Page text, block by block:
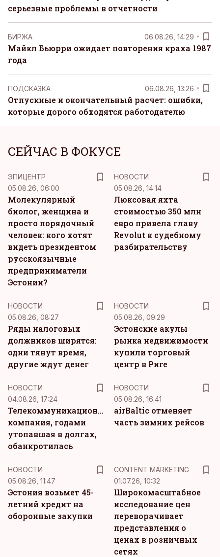
серьезные проблемы в отчетности
БИРЖА 06.08.26, 14:29
Майкл Бьюрри ожидает повторения краха 1987
года
ПОДСКАЗКА 06.08.26, 13:26
Отпускные и окончательный расчет: ошибки,
которые дорого обходятся работодателю
СЕЙЧАС В ФОКУСЕ
ЭПИЦЕНТР
05.08.26, 06:00
Молекулярный
биолог, женщина и
просто порядочный
человек: кого хотят
видеть президентом
русскоязычные
предприниматели
Эстонии?
НОВОСТИ
05.08.26, 14:14
Люксовая яхта
стоимостью 350 млн
евро привела главу
Revolut к судебному
разбирательству
НОВОСТИ
05.08.26, 08:27
Ряды налоговых
должников ширятся:
одни тянут время,
другие ждут денег
НОВОСТИ
05.08.26, 09:29
Эстонские акулы
рынка недвижимости
купили торговый
центр в Риге
НОВОСТИ
04.08.26, 17:24
Телекоммуникационная
компания, годами
утопавшая в долгах,
обанкротилась
НОВОСТИ
05.08.26, 16:41
airBaltic отменяет
часть зимних рейсов
НОВОСТИ
05.08.26, 11:47
Эстония возьмет 45-
летний кредит на
оборонные закупки
CONTENT MARKETING
01.07.26, 10:32
Широкомасштабное
исследование цен
переворачивает
представления о
ценах в розничных
сетях